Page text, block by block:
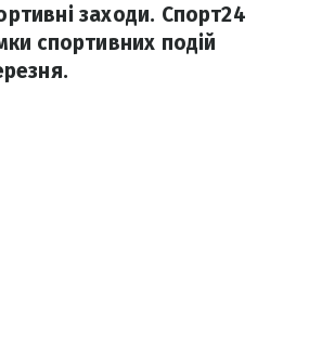
заходи. Спорт24
спортивних подій